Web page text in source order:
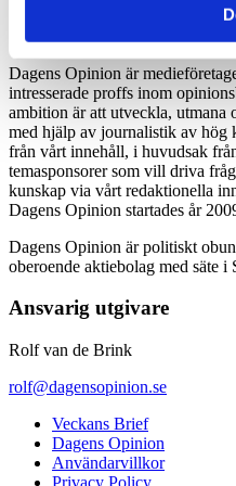
Dagens Opinion är
intresserade proffs inom
ambition är att utveckla,
med hjälp av journalistik av hög
från vårt innehåll, i huvudsak
temasponsorer som vill driva
kunskap via vårt redaktionella
Dagens Opinion startades år
Dagens Opinion är politiskt
oberoende aktiebolag med säte i
Ansvarig utgivare
Rolf van de Brink
rolf@dagensopinion.se
Veckans Brief
Dagens Opinion
Användarvillkor
Privacy Policy